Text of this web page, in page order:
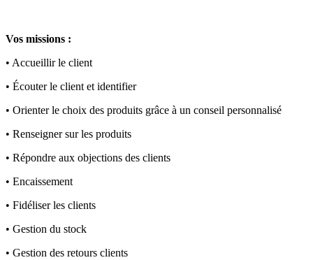
Vos missions :
• Accueillir le client
• Écouter le client et identifier
• Orienter le choix des produits grâce à un conseil personnalisé
• Renseigner sur les produits
• Répondre aux objections des clients
• Encaissement
• Fidéliser les clients
• Gestion du stock
• Gestion des retours clients